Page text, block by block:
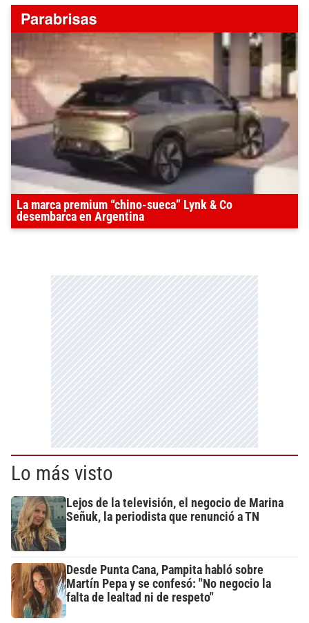
La marca premium “chino-sueca” Lynk & Co
desembarca en Argentina
Lo más visto
Lejos de la televisión, el negocio de Marina
Señuk, la periodista que renunció a TN
Desde Punta Cana, Pampita habló sobre
Martín Pepa y se confesó: "No negocio la
falta de lealtad ni de respeto"